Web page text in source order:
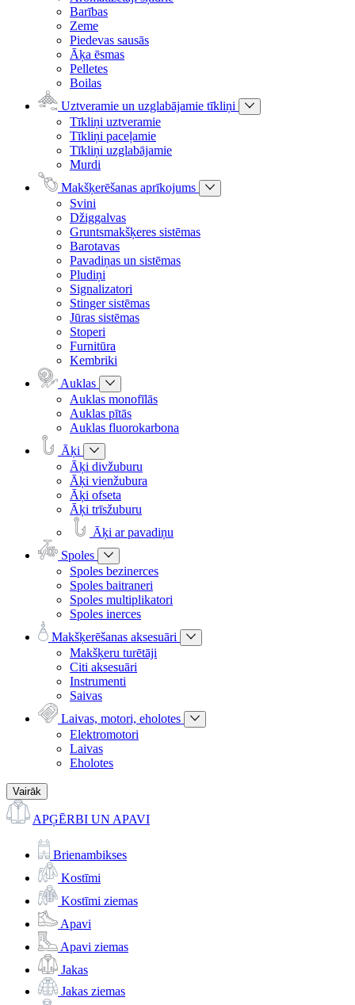
Barības
Zeme
Piedevas sausās
Āķa ēsmas
Pelletes
Boilas
Uztveramie un uzglabājamie tīkliņi
Tīkliņi uztveramie
Tīkliņi paceļamie
Tīkliņi uzglabājamie
Murdi
Makšķerēšanas aprīkojums
Svini
Džiggalvas
Gruntsmakšķeres sistēmas
Barotavas
Pavadiņas un sistēmas
Pludiņi
Signalizatori
Stinger sistēmas
Jūras sistēmas
Stoperi
Furnitūra
Kembriki
Auklas
Auklas monofīlās
Auklas pītās
Auklas fluorokarbona
Āķi
Āķi divžuburu
Āķi vienžubura
Āķi ofseta
Āķi trīsžuburu
Āķi ar pavadiņu
Spoles
Spoles bezinerces
Spoles baitraneri
Spoles multiplikatori
Spoles inerces
Makšķerēšanas aksesuāri
Makšķeru turētāji
Citi aksesuāri
Instrumenti
Saivas
Laivas, motori, eholotes
Elektromotori
Laivas
Eholotes
Vairāk
APĢĒRBI UN APAVI
Brienambikses
Kostīmi
Kostīmi ziemas
Apavi
Apavi ziemas
Jakas
Jakas ziemas